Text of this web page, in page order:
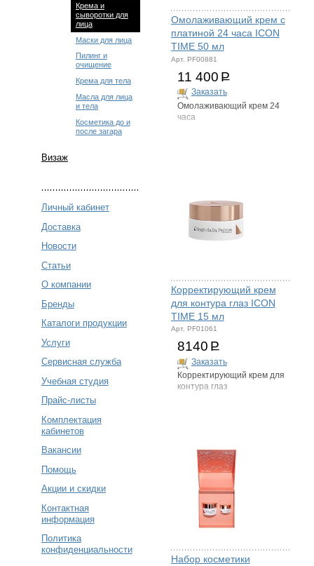
Крема и
сыворотки для
лица
Маски для лица
Пилинг и
очищение
Крема для тела
Масла для лица
и тела
Косметика до и
после загара
Визаж
Личный кабинет
Доставка
Новости
Статьи
О компании
Бренды
Каталоги продукции
Услуги
Сервисная служба
Учебная студия
Прайс-листы
Комплектация
кабинетов
Вакансии
Помощь
Акции и скидки
Контактная
информация
Политика
конфиденциальности
Омолаживающий крем с
платиной 24 часа ICON
TIME 50 мл
Арт. PF00881
11 400 Р
Заказать
Омолаживающий крем 24
часа
Корректирующий крем
для контура глаз ICON
TIME 15 мл
Арт. PF01061
8140 Р
Заказать
Корректирующий крем для
контура глаз
Набор косметики